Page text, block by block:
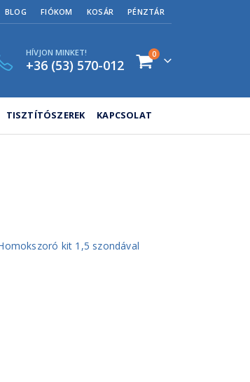
BLOG FIÓKOM KOSÁR PÉNZTÁR
HÍVJON MINKET!
+36 (53) 570-012
0
TISZTÍTÓSZEREK KAPCSOLAT